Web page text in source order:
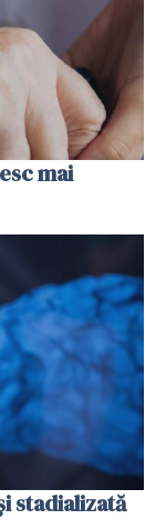
mai
stadializată